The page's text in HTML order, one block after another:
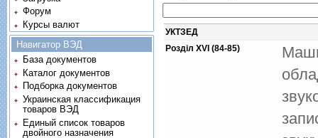
УКТЗЕД
Розділ XVI (84-85)
Форум
Курсы валют
Навигатор ВЭД
База документов
Каталог документов
Подборка документов
Украинская классификация
товаров ВЭД
Единый список товаров
двойного назначения